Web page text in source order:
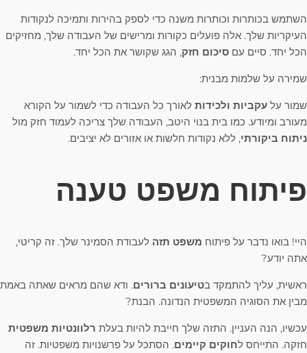
השתמש בכותרות וכותרות משנה כדי לספק בהירות ותמיכה לנקודות
העיקריות שלך. אלה פועלים כקורות ומרישים של העבודה שלך, מחזיקים
הכל יחד. סיים עם סיכום חזק, הגג שקושר את הכל יחד.
שמירה על שלמות מבנית:
שמור על עקביות ולכידות לאורך כל העבודה כדי לשמור על הקורא
מעורב ומיודע. כמו בית בנוי היטב, העבודה שלך צריכה לעמוד חזק מול
ניתוח ביקורתי, ללא נקודות חלשות או אזורים לא יציבים.
פיתוח משפט טענה
היי! בואו נדבר על פיתוח משפט תזה לעבודת הסמינר שלך. זה קריטי,
אתה יודע?
ראשית, עליך להתמקד בטיעונים ברורים. ודא שהם מראים שאתה באמת
מבין את הסוגיה המשפטית הנדונה. הבנת?
עכשיו, הנה העניין. התזה שלך חייבת להיות בעלת רלוונטיות משפטית
חזקה. התייחס לחוקים קיימים. הסתכל על פרשנויות משפטיות. זה